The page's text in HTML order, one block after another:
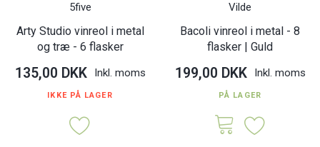
5five
Arty Studio vinreol i metal
og træ - 6 flasker
135,00 DKK Inkl. moms
IKKE PÅ LAGER
Vilde
Bacoli vinreol i metal - 8
flasker | Guld
199,00 DKK Inkl. moms
PÅ LAGER